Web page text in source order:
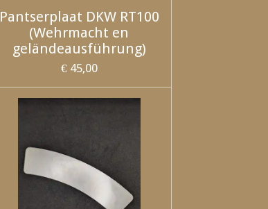
Pantserplaat DKW RT100
(Wehrmacht en
geländeausführung)
€ 45,00